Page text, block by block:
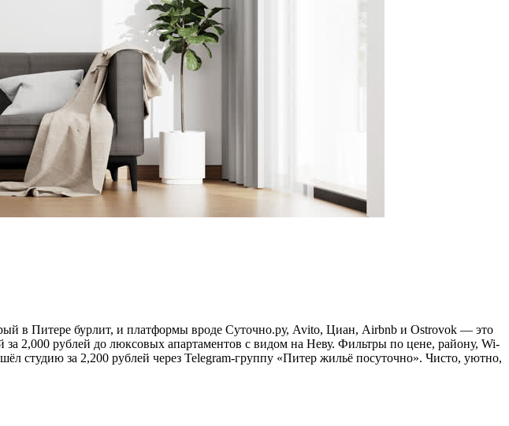
в Питере бурлит, и платформы вроде Суточно.ру, Avito, Циан, Airbnb и Ostrovok — это
2,000 рублей до люксовых апартаментов с видом на Неву. Фильтры по цене, району, Wi-
студию за 2,200 рублей через Telegram-группу «Питер жильё посуточно». Чисто, уютно,